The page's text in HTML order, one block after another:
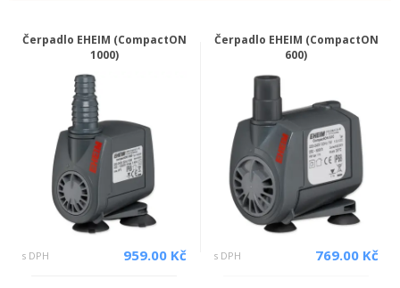
Čerpadlo EHEIM (CompactON
1000)
s DPH 959.00 Kč
Čerpadlo EHEIM (CompactON
600)
s DPH 769.00 Kč